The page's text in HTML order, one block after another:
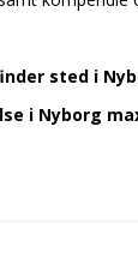
sted i
i Nyborg